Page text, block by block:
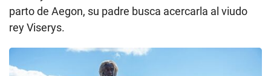
parto de Aegon, su padre busca acercarla al viudo
rey Viserys.